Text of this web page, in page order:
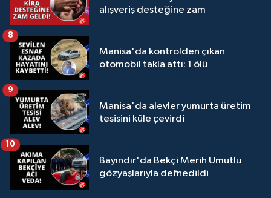
alışveriş desteğine zam
Manisa'da kontrolden çıkan
otomobil takla attı: 1 ölü
8
Manisa'da alevler yumurta üretim
tesisini küle çevirdi
9
Bayındır'da Bekçi Merih Umutlu
gözyaşlarıyla defnedildi
10